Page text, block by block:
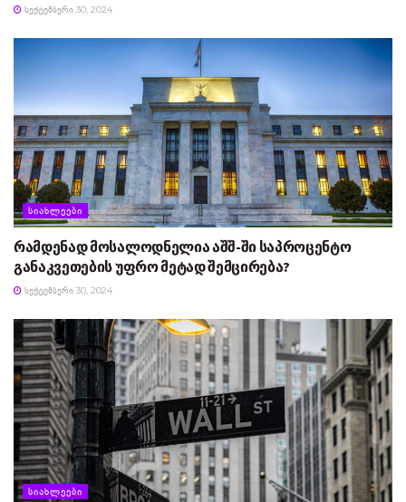
ᲡᲔᲥᲢᲔᲛᲑᲔᲠᲘ 30, 2024
ᲡᲘᲐᲮᲚᲔᲔᲑᲘ
რამდენად მოსალოდნელია აშშ-ში საპროცენტო
განაკვეთების უფრო მეტად შემცირება?
ᲡᲔᲥᲢᲔᲛᲑᲔᲠᲘ 30, 2024
ᲡᲘᲐᲮᲚᲔᲔᲑᲘ